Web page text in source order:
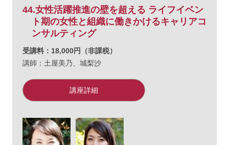
44.女性活躍推進の壁を超える ライフイベン
ト期の女性と組織に働きかけるキャリアコ
ンサルティング
受講料：18,000円（非課税）
講師： 土屋美乃、 城梨沙
講座詳細